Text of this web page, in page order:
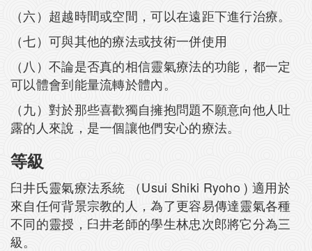
（六）超越時間或空間，可以在遠距下進行治療。
（七）可與其他的療法或技術一併使用
（八）不論是否真的相信靈氣療法的功能，都一定
可以體會到能量流轉於體內。
（九）對於那些喜歡獨自擁抱問題不願意向他人吐
露的人來說，是一個讓他們安心的療法。
等級
臼井氏靈氣療法系統 （Usui Shiki Ryoho ) 適用於
來自任何背景宗教的人，為了更容易傳達靈氣各種
不同的靈授，臼井老師的學生林忠次郎將它分為三
級。